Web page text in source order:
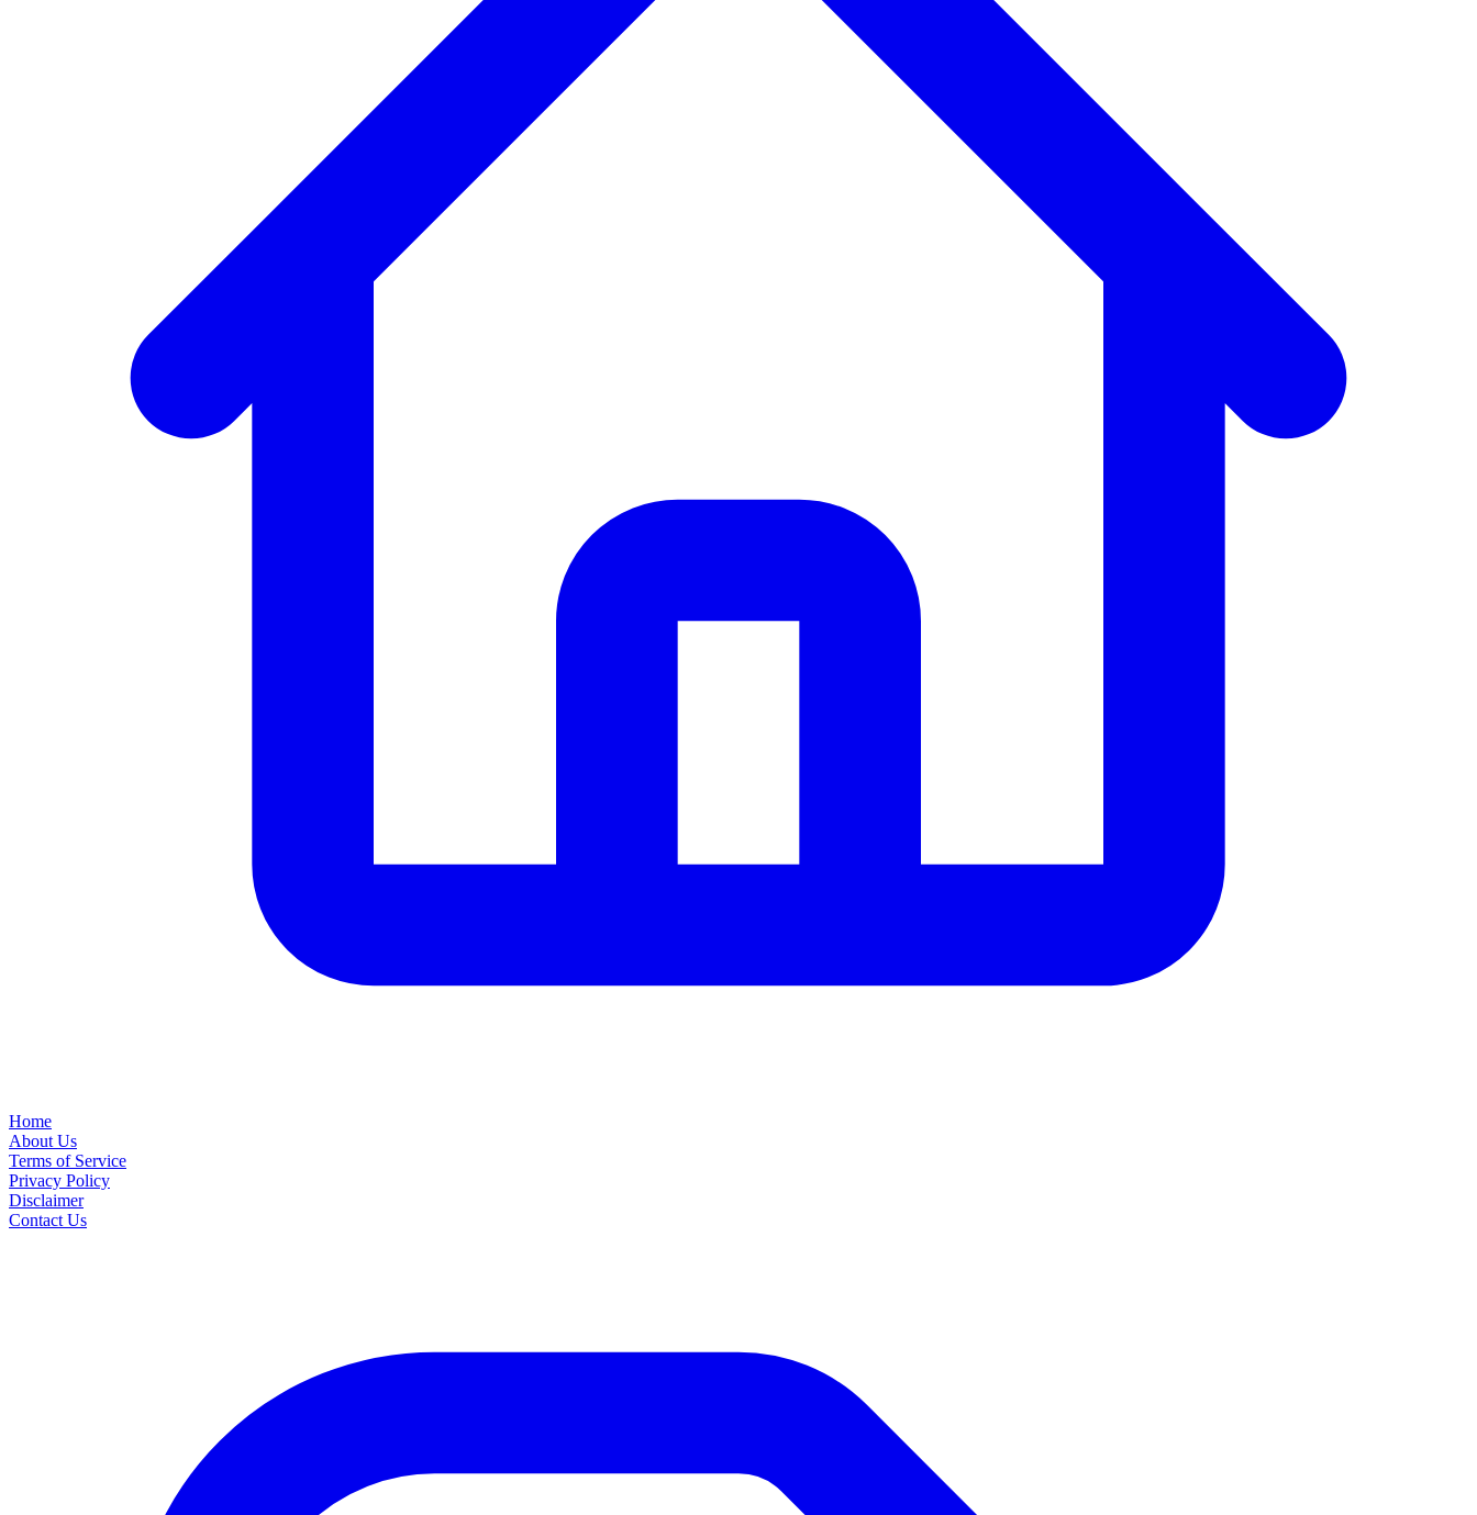
Home
About Us
Terms of Service
Privacy Policy
Disclaimer
Contact Us